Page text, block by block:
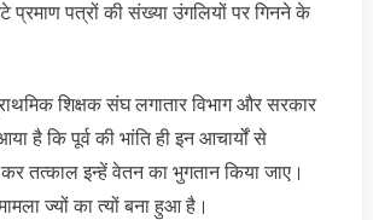
प्रमाण पत्रों की संख्या उंगलियों पर गिनने के
शिक्षक संघ लगातार विभाग और सरकार
है कि पूर्व की भांति ही इन आचार्यों से
तत्काल इन्हें वेतन का भुगतान किया जाए।
ज्यों का त्यों बना हुआ है।